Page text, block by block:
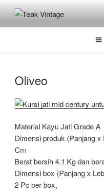
contentTEAK
Jual Kursi Meja Kayu Jati
Oliveo
Material Kayu Jati Grade A
Dimensi produk (Panjang
Cm
Berat bersih 4.1 Kg dan
Dimensi box (Panjang x
2 Pc per box,